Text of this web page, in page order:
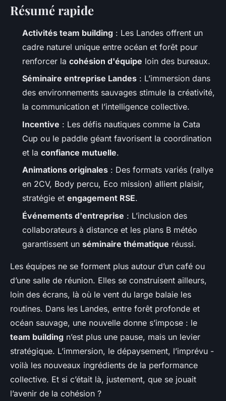
Top activités de team building
dans les Landes pour unir
votre équipe
12 min de lecture
Résumé rapide
Activités team building : Les Landes offrent un
cadre naturel unique entre océan et forêt pour
renforcer la cohésion d'équipe loin des bureaux.
Séminaire entreprise Landes : L’immersion dans
des environnements sauvages stimule la créativité,
la communication et l’intelligence collective.
Incentive : Les défis nautiques comme la Cata
Cup ou le paddle géant favorisent la coordination
et la confiance mutuelle.
Animations originales : Des formats variés (rallye
en 2CV, Body percu, Eco mission) allient plaisir,
stratégie et engagement RSE.
Événements d'entreprise : L’inclusion des
collaborateurs à distance et les plans B météo
garantissent un séminaire thématique réussi.
Les équipes ne se forment plus autour d’un café ou
d’une salle de réunion. Elles se construisent ailleurs,
loin des écrans, là où le vent du large balaie les
routines. Dans les Landes, entre forêt profonde et
océan sauvage, une nouvelle donne s’impose : le
team building n’est plus une pause, mais un levier
stratégique. L’immersion, le dépaysement, l’imprévu -
voilà les nouveaux ingrédients de la performance
collective. Et si c’était là, justement, que se jouait
l’avenir de la cohésion ?